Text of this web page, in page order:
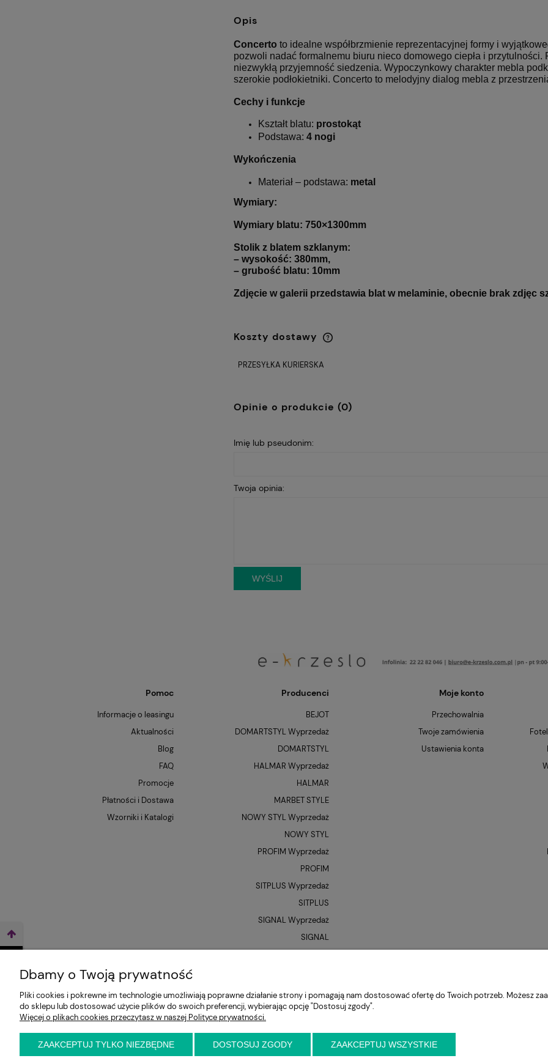
Opis
Concerto to idealne współbrzmienie reprezentacyjnej formy i
pozwoli nadać formalnemu biuru nieco domowego ciepła i przytulności.
niezwykłą przyjemność siedzenia. Wypoczynkowy charakter mebla
szerokie podłokietniki. Concerto to melodyjny dialog mebla z
Cechy i funkcje
Kształt blatu: prostokąt
Podstawa: 4 nogi
Wykończenia
Materiał – podstawa: metal
Wymiary:
Wymiary blatu: 750×1300mm
Stolik z blatem szklanym:
– wysokość: 380mm,
– grubość blatu: 10mm
Zdjęcie w galerii przedstawia blat w melaminie, obecnie brak zdjęc
Koszty dostawy
PRZESYŁKA KURIERSKA
Opinie o produkcie (0)
Imię lub pseudonim:
Twoja opinia:
WYŚLIJ
Pomoc
Informacje o leasingu
Aktualności
Blog
FAQ
Promocje
Płatności i Dostawa
Wzorniki i Katalogi
Producenci
BEJOT
DOMARTSTYL Wyprzedaż
DOMARTSTYL
HALMAR Wyprzedaż
HALMAR
MARBET STYLE
NOWY STYL Wyprzedaż
NOWY STYL
PROFIM Wyprzedaż
PROFIM
SITPLUS Wyprzedaż
SITPLUS
SIGNAL Wyprzedaż
SIGNAL
Moje konto
Przechowalnia
Twoje zamówienia
Ustawienia konta
E-KRZESŁO Biuro handlowe (bez ekspozycji). Prosimy o wcześniejszy kontakt przed wizytą ul. Cynamonowa 2,
krzeslo.com.pl
Dbamy o Twoją prywatność
Pliki cookies i pokrewne im technologie umożliwiają poprawne działanie strony i pomagają nam dostosować ofertę do Twoich potrzeb. Możesz
do sklepu lub dostosować użycie plików do swoich preferencji, wybierając opcję "Dostosuj zgody".
Więcej o plikach cookies przeczytasz w naszej Polityce prywatności.
ZAAKCEPTUJ TYLKO NIEZBĘDNE DOSTOSUJ ZGODY ZAAKCEPTUJ WSZYSTKIE